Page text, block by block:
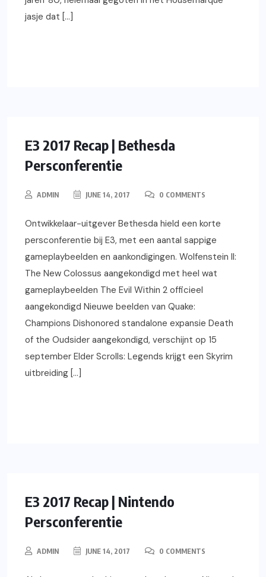
jasje dat […]
E3 2017 Recap | Bethesda
Persconferentie
ADMIN JUNE 14, 2017 0 COMMENTS
Ontwikkelaar-uitgever Bethesda hield een korte
persconferentie bij E3, met een aantal sappige
gameplaybeelden en aankondigingen. Wolfenstein II:
The New Colossus aangekondigd met heel wat
gameplaybeelden The Evil Within 2 officieel
aangekondigd Nieuwe beelden van Quake:
Champions Dishonored standalone expansie Death
of the Oudsider aangekondigd, verschijnt op 15
september Elder Scrolls: Legends krijgt een Skyrim
uitbreiding […]
E3 2017 Recap | Nintendo
Persconferentie
ADMIN JUNE 14, 2017 0 COMMENTS